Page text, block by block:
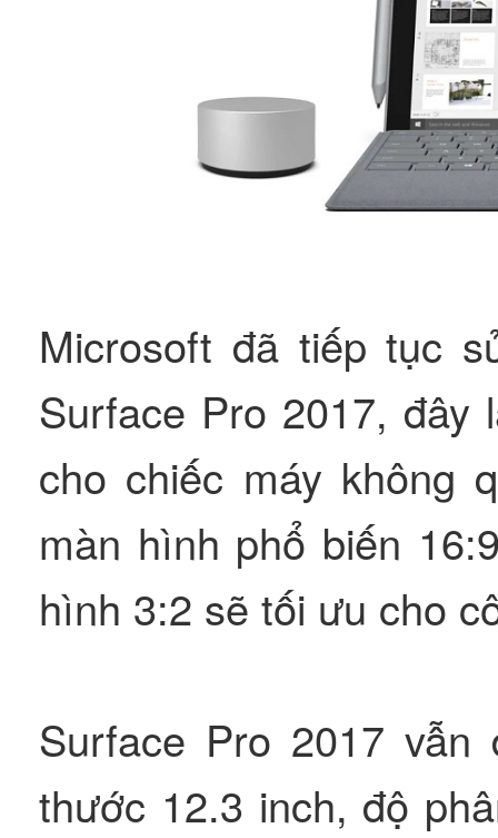
Microsoft đã tiếp tục
Surface Pro 2017,
cho chiếc máy không
màn hình phổ biến
hình 3:2 sẽ tối ưu cho
Surface Pro 2017
thước 12.3 inch, độ